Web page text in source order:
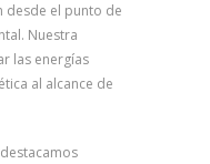
desde el punto de
Nuestra
las energías
al alcance de